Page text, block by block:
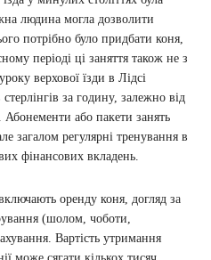
людина могла дозволити
потрібно було придбати коня,
періоді ці заняття також не з
верхової їзди в Лідсі
за годину, залежно від
Абонементи або пакети занять
загалом регулярні тренування в
фінансових вкладень.
оренду коня, догляд за
(шолом, чоботи,
Вартість утримання